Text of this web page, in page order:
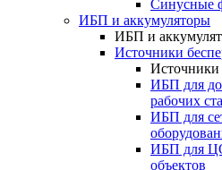
Синусные
ИБП и аккумуляторы
ИБП и
Источники
Источники
ИБП для
рабочих
ИБП для
ИБП для
объектов